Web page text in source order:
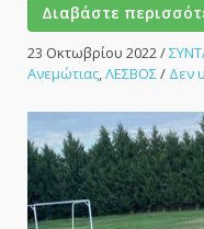
Διαβάστε
23 Οκτωβρίου 2022/
Ανεμώτιας,ΛΕΣΒΟΣ/ Δεν